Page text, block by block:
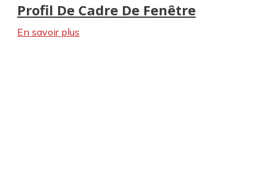
Profil De Cadre De Fenêtre
En savoir plus